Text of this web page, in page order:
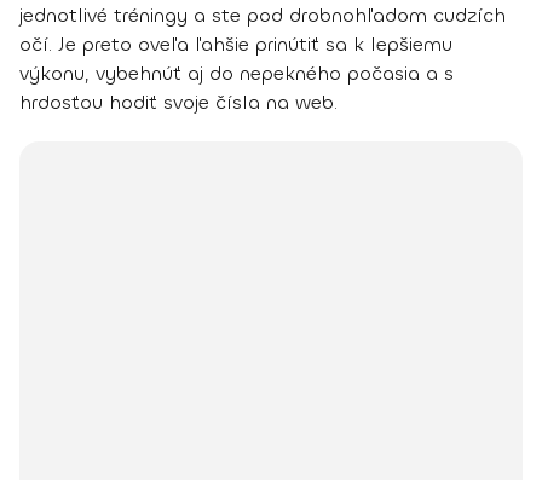
jednotlivé tréningy a ste pod drobnohľadom cudzích
očí. Je preto oveľa ľahšie prinútiť sa k lepšiemu
výkonu, vybehnúť aj do nepekného počasia a s
hrdosťou hodiť svoje čísla na web.